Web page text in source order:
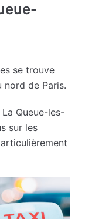
se trouve
nord de Paris.
Queue-les-
sur les